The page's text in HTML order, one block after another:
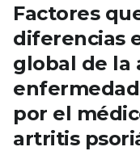
Factores
diferencias
global de la
por el
artritis